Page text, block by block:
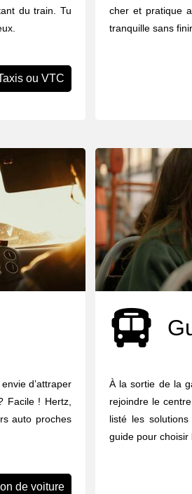
du train. Tu
ou VTC
cher et pratique
tranquille sans
d’attraper
Facile ! Hertz,
auto proches
de voiture
À la sortie de la
rejoindre le
listé les
guide pour choisir